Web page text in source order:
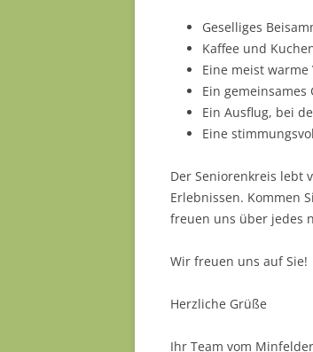
Geselliges
Kaffee und
Eine meist
Ein
Ein Ausflug, bei
Eine
Der Seniorenkreis lebt
Erlebnissen. Kommen
freuen uns über jedes
Wir freuen uns auf Sie!
Herzliche Grüße
Ihr Team vom